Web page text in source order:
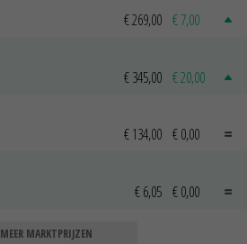
€ 269,00 € 7,00
€ 345,00 € 20,00
€ 134,00 € 0,00
€ 6,05 € 0,00
MEER MARKTPRIJZEN